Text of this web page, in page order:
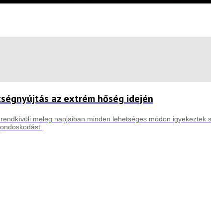
az extrém hőség idején
meleg napjaiban minden lehetséges módon